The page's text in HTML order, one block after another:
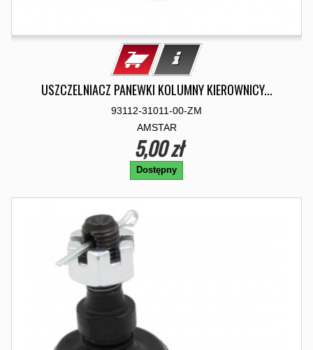
USZCZELNIACZ PANEWKI KOLUMNY KIEROWNICY...
93112-31011-00-ZM
AMSTAR
5,00 zł
Dostępny